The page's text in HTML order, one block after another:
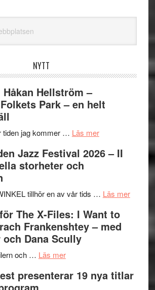
NYTT
Hellström –
Park – en helt
tiden jag kommer … Läs merom
Håkan
Huskvarna
Park
–
kväll
Jazz Festival 2026 – II
storheter och
tillhör en av vår tids … Läs merom
Festival
II
The X-Files: I Want to
Frankenshtey – med
Dana Scully
och … Läs merom
trailern
presenterar 19 nya titlar